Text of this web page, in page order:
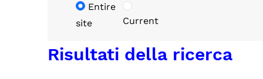
Entire
site
Current
Risultati della ricerca